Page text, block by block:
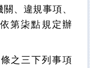
、違規事項、
第柒點規定辦
之三下列事項